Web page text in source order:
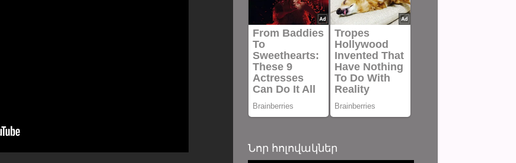
Նոր հոլովակներ